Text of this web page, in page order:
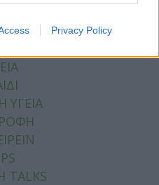
Privacy Policy
ΥΓΕΙΑ
TALKS